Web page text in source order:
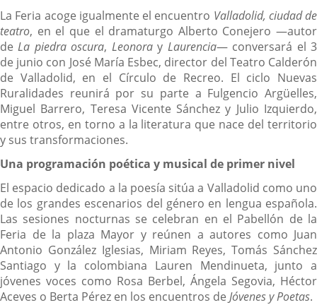
La Feria acoge igualmente el encuentro Valladolid, ciudad de
teatro, en el que el dramaturgo Alberto Conejero —autor
deLa piedra oscura, Leonoray Laurencia— conversará el 3
de junio con José María Esbec, director del Teatro Calderón
de Valladolid, en el Círculo de Recreo. El ciclo Nuevas
Ruralidades reunirá por su parte a Fulgencio Argüelles,
Miguel Barrero, Teresa Vicente Sánchez y Julio Izquierdo,
entre otros, en torno a la literatura que nace del territorio
y sus transformaciones.
Una programación poética y musical de primer nivel
El espacio dedicado a la poesía sitúa a Valladolid como uno
de los grandes escenarios del género en lengua española.
Las sesiones nocturnas se celebran en el Pabellón de la
Feria de la plaza Mayor y reúnen a autores como Juan
Antonio González Iglesias, Miriam Reyes, Tomás Sánchez
Santiago y la colombiana Lauren Mendinueta, junto a
jóvenes voces como Rosa Berbel, Ángela Segovia, Héctor
Aceves o Berta Pérez en los encuentros de Jóvenes y Poetas.